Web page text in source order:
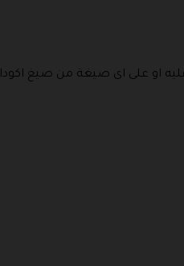
او على اى صيغة من صيغ اكودا